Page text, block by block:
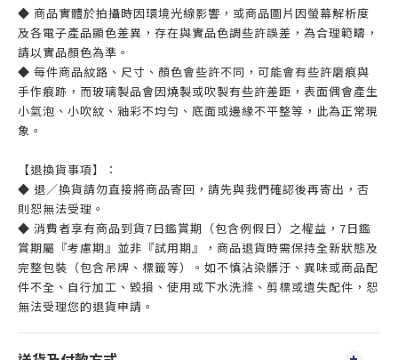
◆ 商品實體於拍攝時因環境光線影響，或商品圖片因螢幕解析度
及各電子產品顯色差異，存在與實品色調些許誤差，為合理範疇，
請以實品顏色為準。
◆ 每件商品紋路、尺寸、顏色會些許不同，可能會有些許磨痕與
手作痕跡，而玻璃製品會因燒製或吹製有些許差距，表面偶會產生
小氣泡、小吹紋、釉彩不均勻、底面或邊緣不平整等，此為正常現
象。
【退換貨事項】：
◆ 退／換貨請勿直接將商品寄回，請先與我們確認後再寄出，否
則恕無法受理。
◆ 消費者享有商品到貨7日鑑賞期（包含例假日）之權益，7日鑑
賞期屬『考慮期』並非『試用期』，商品退貨時需保持全新狀態及
完整包裝（包含吊牌、標籤等）。如不慎沾染髒汙、異味或商品配
件不全、自行加工、毀損、使用或下水洗滌、剪標或遺失配件，恕
無法受理您的退貨申請。